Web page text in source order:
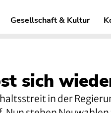
Gesellschaft & Kultur
sich
in der